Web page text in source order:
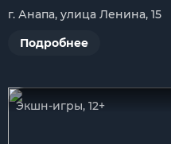
г. Анапа, улица Ленина, 15
Подробнее
Экшн-игры, 12+